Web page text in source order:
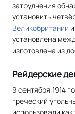
затруднения
установить
Великобритании
установлена
изготовлена из
Рейдерские
9 сентября 1914
греческий